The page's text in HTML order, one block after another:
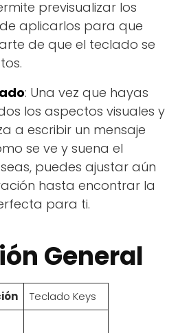
previsualizar los
aplicarlos para que
de que el teclado se
: Una vez que hayas
los aspectos visuales y
a escribir un mensaje
se ve y suena el
puedes ajustar aún
hasta encontrar la
para ti.
General
Teclado Keys